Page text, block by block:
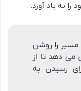
را به یاد آورد.
مسیر را روشن
می دهد تا از
رسیدن به